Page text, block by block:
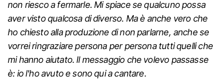
non riesco a fermarle. Mi spiace se qualcuno possa
aver visto qualcosa di diverso. Ma è anche vero che
ho chiesto alla produzione di non parlarne, anche se
vorrei ringraziare persona per persona tutti quelli che
mi hanno aiutato. Il messaggio che volevo passasse
è: io l'ho avuto e sono qui a cantare.